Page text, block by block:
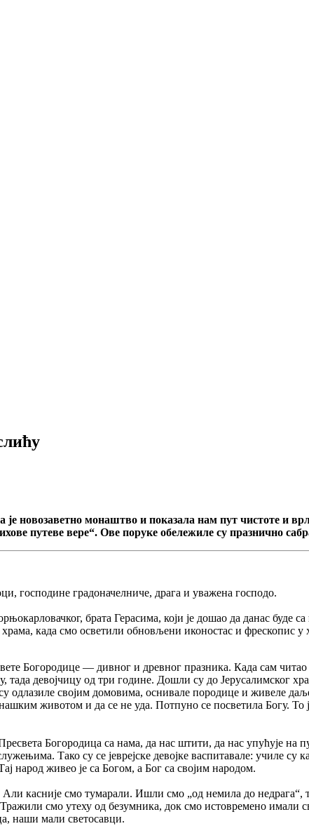
новозаветно монаштво и показала нам пут чистоте и
путеве вере“. Ове поруке обележиле су празнично
господине градоначелниче, драга и уважена господо.
брата Герасима, који је дошао да данас буде
када смо осветили обновљени иконостас и фрескопис
Богородице — дивног и древног празника. Када сам
девојчицу од три године. Дошли су до Јерусалимског
одлазиле својим домовима, оснивале породице и живеле
животом и да се не уда. Потпуно се посветила Богу. То
Богородица са нама, да нас штити, да нас упућује на
Тако су се јеврејске девојке васпитавале: училе
народ живео је са Богом, а Бог са својим народом.
касније смо тумарали. Ишли смо „од немила до недрага“,
смо утеху од безумника, док смо истовремено имали
наши мали светосавци.